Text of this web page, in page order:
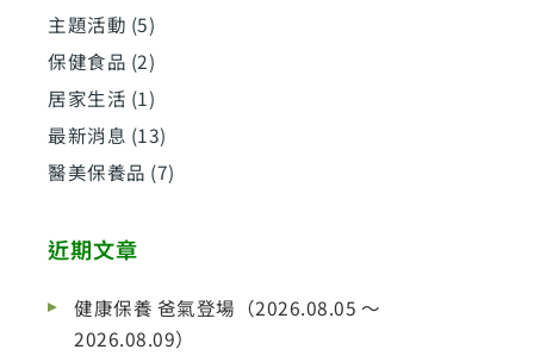
主題活動 (5)
保健食品 (2)
居家生活 (1)
最新消息 (13)
醫美保養品 (7)
近期文章
健康保養 爸氣登場（2026.08.05 ～
2026.08.09）